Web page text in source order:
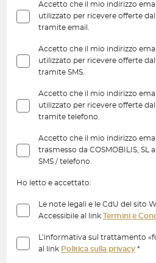
Accetto che il mio indirizzo
utilizzato per ricevere offerte
tramite email.
Accetto che il mio indirizzo
utilizzato per ricevere offerte
tramite SMS.
Accetto che il mio indirizzo
utilizzato per ricevere offerte
tramite telefono.
Accetto che il mio indirizzo
trasmesso da COSMOBILIS,
SMS / telefono.
Ho letto e accettato:
Le note legali e le CdU del sito
Accessibile al link Termini e
L’informativa sul trattamento
al link Politica sulla privacy *